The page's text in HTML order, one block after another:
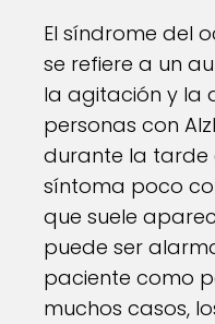
El síndrome del
se refiere a un
la agitación y la
personas con
durante la tarde
síntoma poco
que suele
puede ser
paciente como
muchos casos,